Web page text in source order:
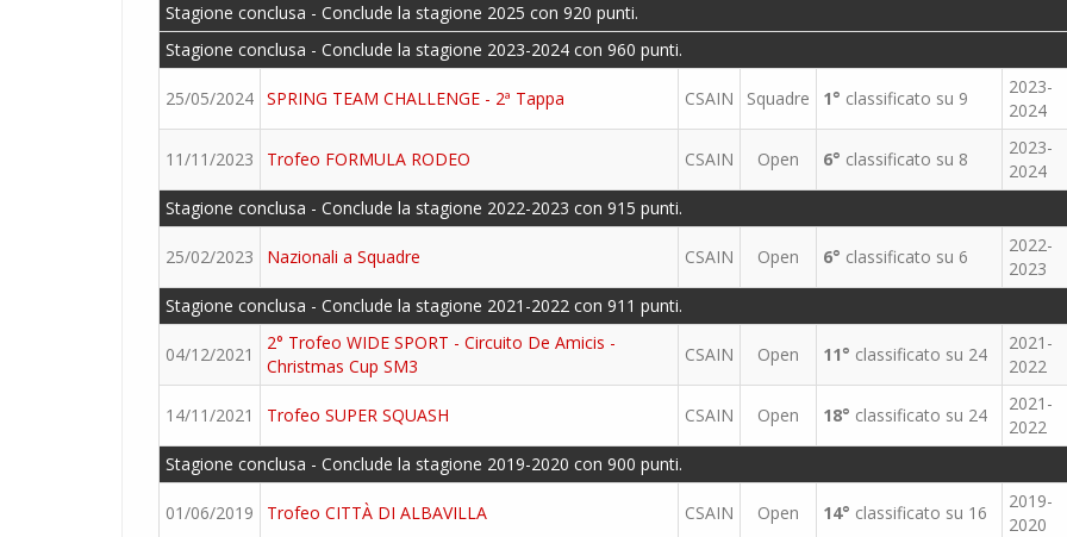
Stagione conclusa - Conclude la stagione 2025 con 920 punti.
Stagione conclusa - Conclude la stagione 2023-2024 con 960 punti.
25/05/2024 SPRING TEAM CHALLENGE - 2ª Tappa CSAIN Squadre 1° classificato su 9
2023-
2024
11/11/2023 Trofeo FORMULA RODEO CSAIN Open 6° classificato su 8
2023-
2024
Stagione conclusa - Conclude la stagione 2022-2023 con 915 punti.
25/02/2023 Nazionali a Squadre CSAIN Open 6° classificato su 6
2022-
2023
Stagione conclusa - Conclude la stagione 2021-2022 con 911 punti.
04/12/2021
2° Trofeo WIDE SPORT - Circuito De Amicis -
Christmas Cup SM3
CSAIN Open 11° classificato su 24
2021-
2022
14/11/2021 Trofeo SUPER SQUASH CSAIN Open 18° classificato su 24
2021-
2022
Stagione conclusa - Conclude la stagione 2019-2020 con 900 punti.
01/06/2019 Trofeo CITTÀ DI ALBAVILLA CSAIN Open 14° classificato su 16
2019-
2020